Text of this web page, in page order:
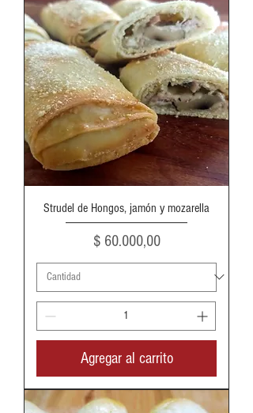
Strudel de Hongos, jamón y mozarella
Precio
$ 60.000,00
Agregar al carrito